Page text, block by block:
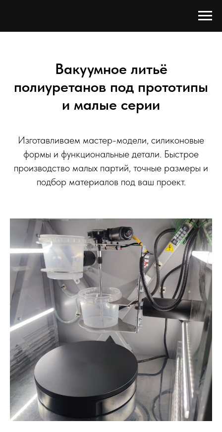
Вакуумное литьё
полиуретанов под прототипы
и малые серии
Изготавливаем мастер-модели, силиконовые
формы и функциональные детали. Быстрое
производство малых партий, точные размеры и
подбор материалов под ваш проект.